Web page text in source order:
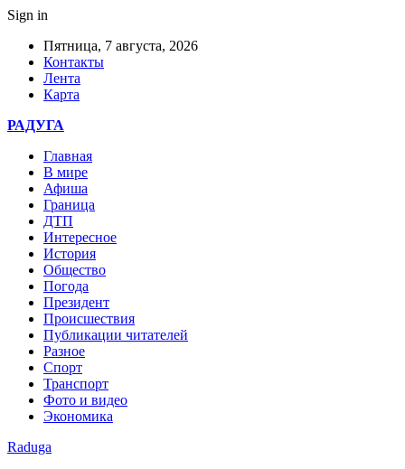
Sign in
Пятница, 7 августа, 2026
Контакты
Лента
Карта
РАДУГА
Главная
В мире
Афиша
Граница
ДТП
Интересное
История
Общество
Погода
Президент
Происшествия
Публикации читателей
Разное
Спорт
Транспорт
Фото и видео
Экономика
Raduga